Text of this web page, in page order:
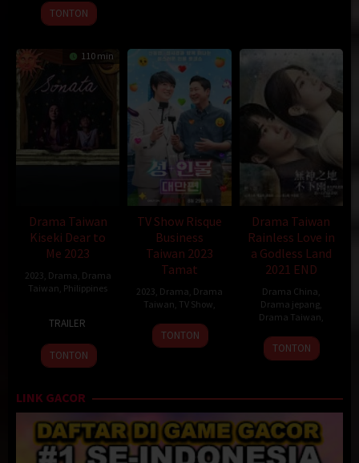
3
Nov
TONTON
110 min
Drama Taiwan
Kiseki Dear to
Me 2023
2023 Drama Drama
Taiwan Philippines
Sep
2013
Reyes
TRAILER
TONTON
TV Show Risque
Business
Taiwan 2023
Tamat
2023 Drama Drama
Taiwan TV Show
TONTON
Drama Taiwan
Rainless Love in
a Godless Land
2021 END
Drama China
Drama jepang,
Drama Taiwan
TONTON
LINK GACOR